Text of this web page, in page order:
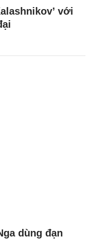
với
dùng đạn